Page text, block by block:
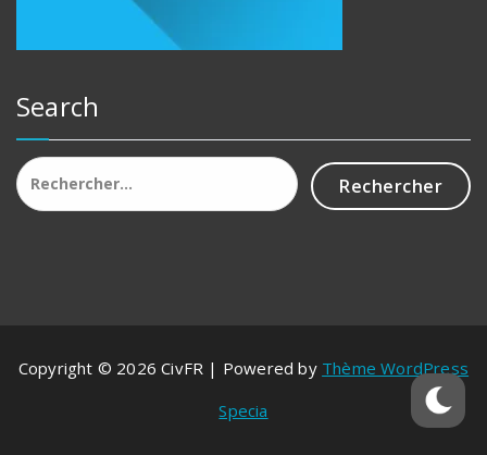
Search
Rechercher :
Copyright © 2026 CivFR | Powered by Thème WordPress
Specia